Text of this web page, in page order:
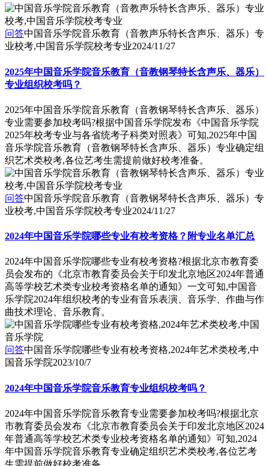
问答中国音乐学院音乐教育（音教声乐特长含声乐、器乐）专
业校考,中国音乐学院校考专业2024/11/27
2025年中国音乐学院音乐教育（音教钢琴特长含声乐、器乐）
专业组织校考吗？
2025年中国音乐学院音乐教育（音教钢琴特长含声乐、器乐）
专业需要参加校考吗?根据中国音乐学院发布《中国音乐学院
2025年校考专业与各省统考子科类对照表》可知,2025年中国
音乐学院音乐教育（音教钢琴特长含声乐、器乐）专业确定组
织艺术类校考,各位艺考生需提前做好校考准备。
问答中国音乐学院音乐教育（音教钢琴特长含声乐、器乐）专
业校考,中国音乐学院校考专业2024/11/27
2024年中国音乐学院哪些专业有校考资格？附专业名单汇总
2024年中国音乐学院哪些专业有校考资格?根据北京市教育委
员会发布的《北京市教育委员会关于印发北京地区2024年普通
高等学校艺术类专业校考资格名单的通知》一文可知,中国音
乐学院2024年组织校考的专业有音乐表演、音乐学、作曲与作
曲技术理论、音乐教育。
问答中国音乐学院哪些专业有校考资格,2024年艺术类校考,中
国音乐学院2023/10/7
2024年中国音乐学院音乐教育专业组织校考吗？
2024年中国音乐学院音乐教育专业需要参加校考吗?根据北京
市教育委员会发布《北京市教育委员会关于印发北京地区2024
年普通高等学校艺术类专业校考资格名单的通知》可知,2024
年中国音乐学院音乐教育专业确定组织艺术类校考,各位艺考
生需提前做好校考准备。